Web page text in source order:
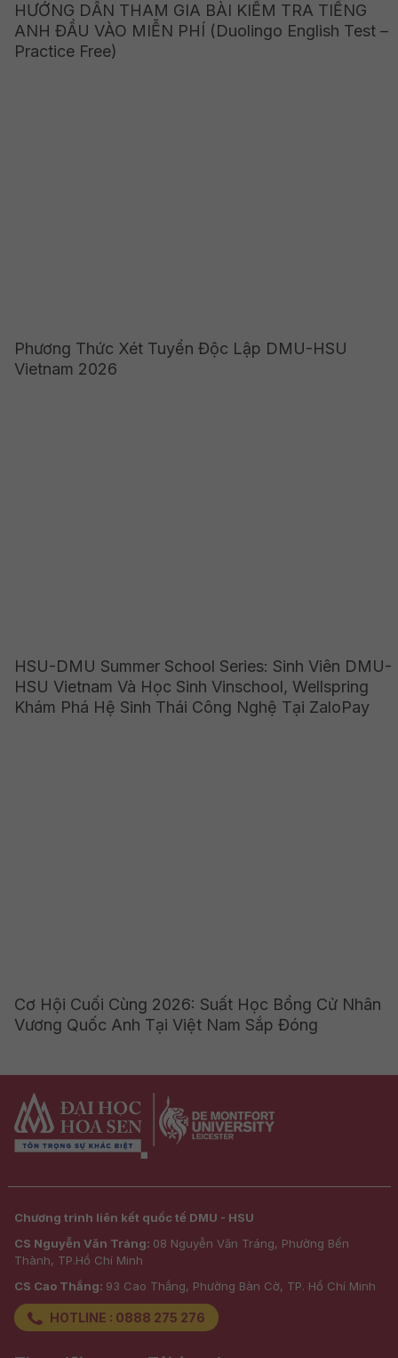
HƯỚNG DẪN THAM GIA BÀI KIỂM TRA TIẾNG
ANH ĐẦU VÀO MIỄN PHÍ (Duolingo English Test –
Practice Free)
Phương Thức Xét Tuyển Độc Lập DMU-HSU
Vietnam 2026
HSU-DMU Summer School Series: Sinh Viên DMU-
HSU Vietnam Và Học Sinh Vinschool, Wellspring
Khám Phá Hệ Sinh Thái Công Nghệ Tại ZaloPay
Cơ Hội Cuối Cùng 2026: Suất Học Bổng Cử Nhân
Vương Quốc Anh Tại Việt Nam Sắp Đóng
Chương trình liên kết quốc tế DMU - HSU
CS Nguyễn Văn Tráng: 08 Nguyễn Văn Tráng, Phường Bến
Thành, TP.Hồ Chí Minh
CS Cao Thắng: 93 Cao Thắng, Phường Bàn Cờ, TP. Hồ Chí Minh
HOTLINE : 0888 275 276